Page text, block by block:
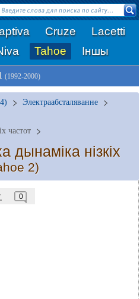
Cruze
Lacetti
Tahoe Іншы
(1992-2000)
Электраабсталяванне
частот
дынаміка нізкіх
2)
0